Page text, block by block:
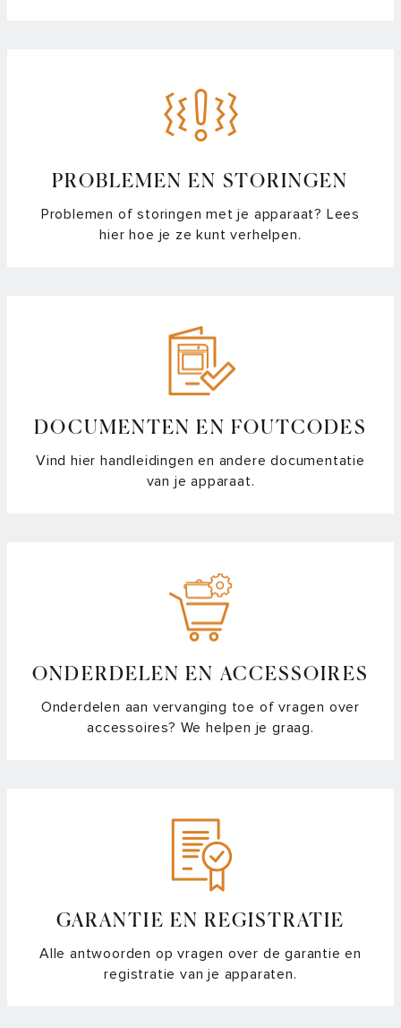
PROBLEMEN EN STORINGEN
Problemen of storingen met je apparaat? Lees
hier hoe je ze kunt verhelpen.
DOCUMENTEN EN FOUTCODES
Vind hier handleidingen en andere documentatie
van je apparaat.
ONDERDELEN EN ACCESSOIRES
Onderdelen aan vervanging toe of vragen over
accessoires? We helpen je graag.
GARANTIE EN REGISTRATIE
Alle antwoorden op vragen over de garantie en
registratie van je apparaten.